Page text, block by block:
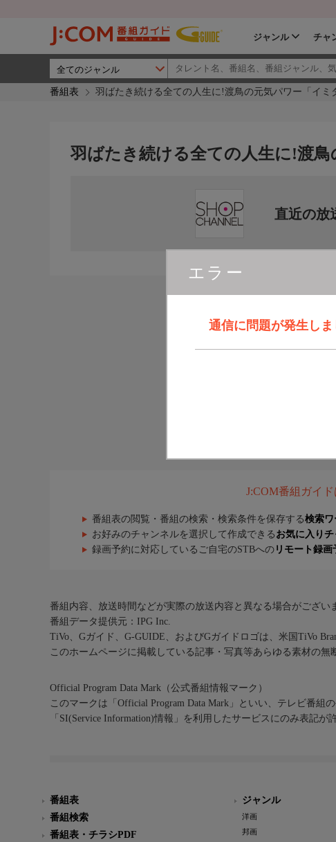
ジャンル チャ
番組表 羽ばたき続ける全ての人生に!渡鳥の元気パワー「イミ
エラー
通信に問題が発生し
羽ばたき続ける全ての人生に!渡鳥
直近の放
J:COM番組ガイ
番組表の閲覧・番組の検索・検索条件を保存する検索
お好みのチャンネルを選択して作成できる お気に入り
録画予約に対応しているご自宅のSTBへの リモート録画
番組内容、放送時間などが実際の放送内容と異なる場合がござい
番組データ提供元：IPG Inc.
TiVo、Gガイド、G-GUIDE、およびGガイドロゴは、米国TiVo
このホームページに掲載している記事・写真等あらゆる素材の無
Official Program Data Mark（公式番組情報マーク）
このマークは「Official Program Data Mark」といい、テレビ番組
「SI(Service Information)情報」を利用したサービスにのみ表記が
番組表
番組検索
番組表・チラシPDF
ジャンル
洋画
邦画